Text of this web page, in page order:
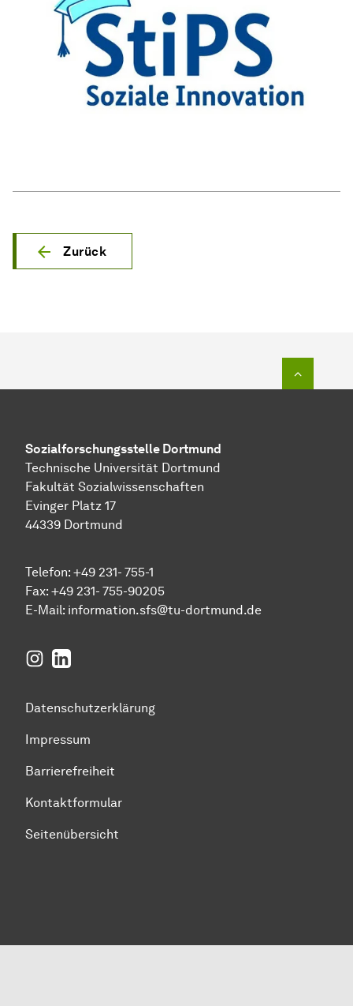
Zurück
Sozial­forschungs­stelle Dortmund
Technische Universität Dortmund
Fakultät Sozialwissenschaften
Evinger Platz 17
44339 Dortmund
Telefon: +49 231- 755-1
Fax: +49 231- 755-90205
E-Mail: information.sfs@tu-dortmund.de
Instagram
LinkedIn
Datenschutzerklärung
Impressum
Barrierefreiheit
Kontaktformular
Seitenübersicht